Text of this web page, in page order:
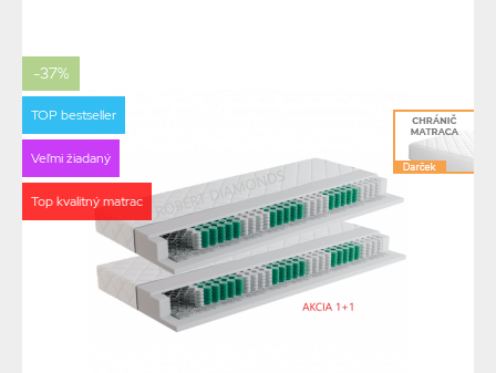
-37%
TOP bestseller
Veľmi žiadaný
Top kvalitný matrac